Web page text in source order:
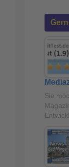
Sie